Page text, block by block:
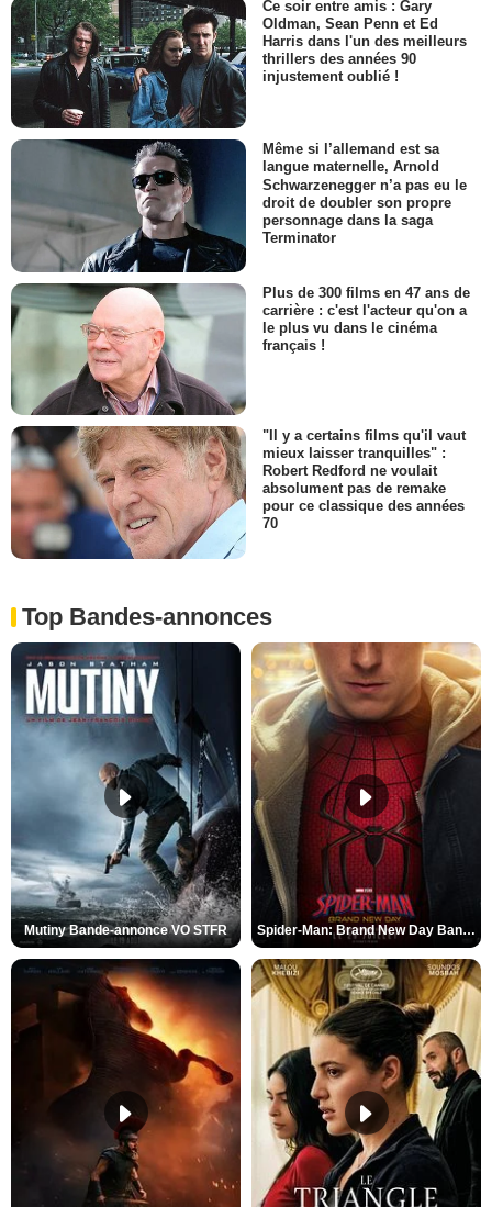
Ce soir entre amis : Gary
Oldman, Sean Penn et Ed
Harris dans l'un des meilleurs
thrillers des années 90
injustement oublié !
Même si l’allemand est sa
langue maternelle, Arnold
Schwarzenegger n’a pas eu le
droit de doubler son propre
personnage dans la saga
Terminator
Plus de 300 films en 47 ans de
carrière : c'est l'acteur qu'on a
le plus vu dans le cinéma
français !
"Il y a certains films qu'il vaut
mieux laisser tranquilles" :
Robert Redford ne voulait
absolument pas de remake
pour ce classique des années
70
Top Bandes-annonces
Mutiny Bande-annonce VO STFR Spider-Man: Brand New Day Bande-annonce VO STFR